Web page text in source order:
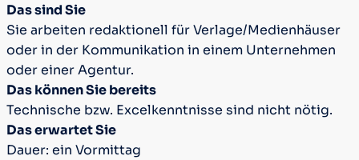
Das sind Sie
Sie arbeiten redaktionell für Verlage/Medienhäuser
oder in der Kommunikation in einem Unternehmen
oder einer Agentur.
Das können Sie bereits
Technische bzw. Excelkenntnisse sind nicht nötig.
Das erwartet Sie
Dauer: ein Vormittag